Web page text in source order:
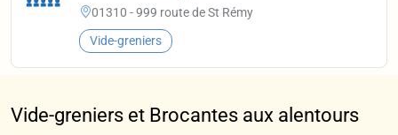
01310 - 999 route de St Rémy
Vide-greniers
Vide-greniers et Brocantes aux alentours